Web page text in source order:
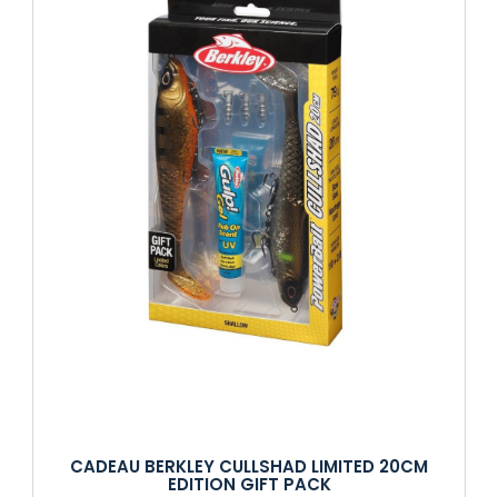
CADEAU BERKLEY CULLSHAD LIMITED 20CM
EDITION GIFT PACK